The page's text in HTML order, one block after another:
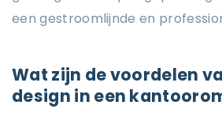
een gestroomlijnde en
Wat zijn de voordelen
design in een